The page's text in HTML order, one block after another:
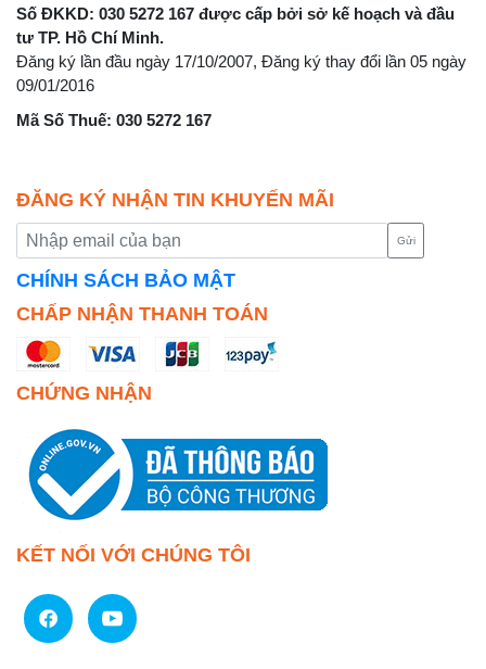
Số ĐKKD: 030 5272 167 được cấp bởi sở kế hoạch và đầu
tư TP. Hồ Chí Minh.
Đăng ký lần đầu ngày 17/10/2007, Đăng ký thay đổi lần 05 ngày
09/01/2016
Mã Số Thuế: 030 5272 167
ĐĂNG KÝ NHẬN TIN KHUYẾN MÃI
Gửi
CHÍNH SÁCH BẢO MẬT
CHẤP NHẬN THANH TOÁN
CHỨNG NHẬN
KẾT NỐI VỚI CHÚNG TÔI